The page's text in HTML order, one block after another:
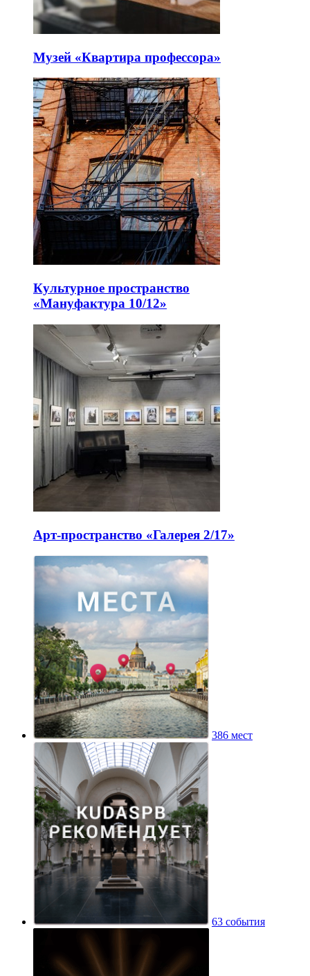
Музей «Квартира профессора»
Культурное пространство
«Мануфактура 10/12»
Арт-пространство «Галерея 2/17»
386 мест
63 события